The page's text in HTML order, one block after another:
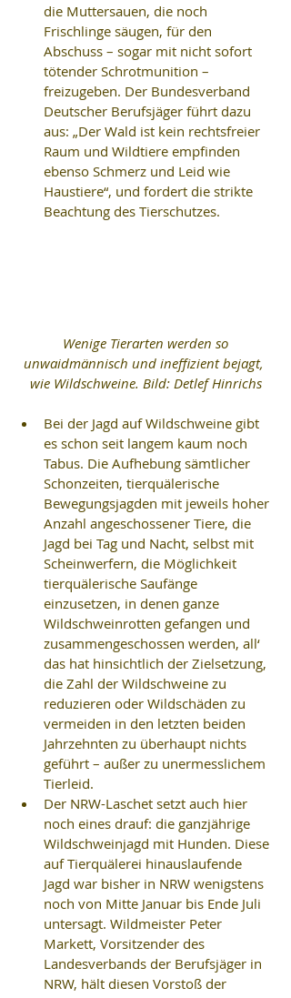
die Muttersauen, die noch
Frischlinge säugen, für den
Abschuss – sogar mit nicht sofort
tötender Schrotmunition –
freizugeben. Der Bundesverband
Deutscher Berufsjäger führt dazu
aus: „Der Wald ist kein rechtsfreier
Raum und Wildtiere empfinden
ebenso Schmerz und Leid wie
Haustiere“, und fordert die strikte
Beachtung des Tierschutzes.
Wenige Tierarten werden so
unwaidmännisch und ineffizient bejagt,
wie Wildschweine. Bild: Detlef Hinrichs
Bei der Jagd auf Wildschweine gibt
es schon seit langem kaum noch
Tabus. Die Aufhebung sämtlicher
Schonzeiten, tierquälerische
Bewegungsjagden mit jeweils hoher
Anzahl angeschossener Tiere, die
Jagd bei Tag und Nacht, selbst mit
Scheinwerfern, die Möglichkeit
tierquälerische Saufänge
einzusetzen, in denen ganze
Wildschweinrotten gefangen und
zusammengeschossen werden, all‘
das hat hinsichtlich der Zielsetzung,
die Zahl der Wildschweine zu
reduzieren oder Wildschäden zu
vermeiden in den letzten beiden
Jahrzehnten zu überhaupt nichts
geführt – außer zu unermesslichem
Tierleid.
Der NRW-Laschet setzt auch hier
noch eines drauf: die ganzjährige
Wildschweinjagd mit Hunden. Diese
auf Tierquälerei hinauslaufende
Jagd war bisher in NRW wenigstens
noch von Mitte Januar bis Ende Juli
untersagt. Wildmeister Peter
Markett, Vorsitzender des
Landesverbands der Berufsjäger in
NRW, hält diesen Vorstoß der